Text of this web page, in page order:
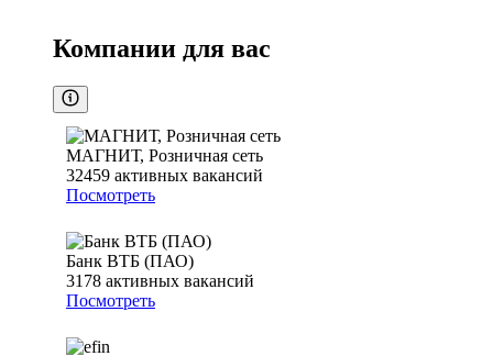
Компании для вас
МАГНИТ, Розничная сеть
32459 активных вакансий
Посмотреть
Банк ВТБ (ПАО)
3178 активных вакансий
Посмотреть